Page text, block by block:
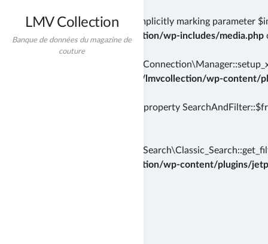
Deprecated: wp_getimagesize(): Implicitly marking parameter
/home/incredibt/www/lmvcollection/wp-includes/media.php
:
/home/incredibt/www/lmvcollection/wp-content/
: Creation of dynamic property
:
/home/incredibt/www/lmvcollection/wp-content/plugins/
LMV Collection
Banque de données du magazine de
couture